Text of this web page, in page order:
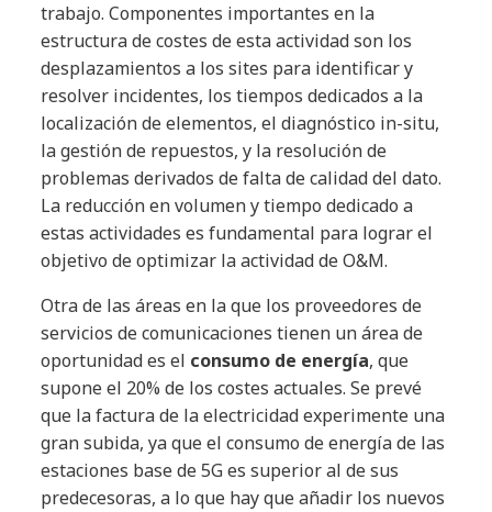
trabajo. Componentes importantes en la
estructura de costes de esta actividad son los
desplazamientos a los sites para identificar y
resolver incidentes, los tiempos dedicados a la
localización de elementos, el diagnóstico in-situ,
la gestión de repuestos, y la resolución de
problemas derivados de falta de calidad del dato.
La reducción en volumen y tiempo dedicado a
estas actividades es fundamental para lograr el
objetivo de optimizar la actividad de O&M.
Otra de las áreas en la que los proveedores de
servicios de comunicaciones tienen un área de
oportunidad es el consumo de energía, que
supone el 20% de los costes actuales. Se prevé
que la factura de la electricidad experimente una
gran subida, ya que el consumo de energía de las
estaciones base de 5G es superior al de sus
predecesoras, a lo que hay que añadir los nuevos